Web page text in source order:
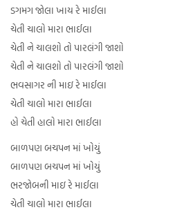
ડગમગ જોલા ખાય રે માઈલા
ચેતી ચાલો મારા ભાઈલા
ચેતી ને ચાલશો તો પારલંગી જાશો
ચેતી ને ચાલશો તો પારલંગી જાશો
ભવસાગર ની માઇ રે માઈલા
ચેતી ચાલો મારા ભાઈલા
હો ચેતી હાલો મારા ભાઈલા
બાળપણ બચપન માં ખોયું
બાળપણ બચપન માં ખોયું
ભરજોબની માઇ રે માઈલા
ચેતી ચાલો મારા ભાઈલા